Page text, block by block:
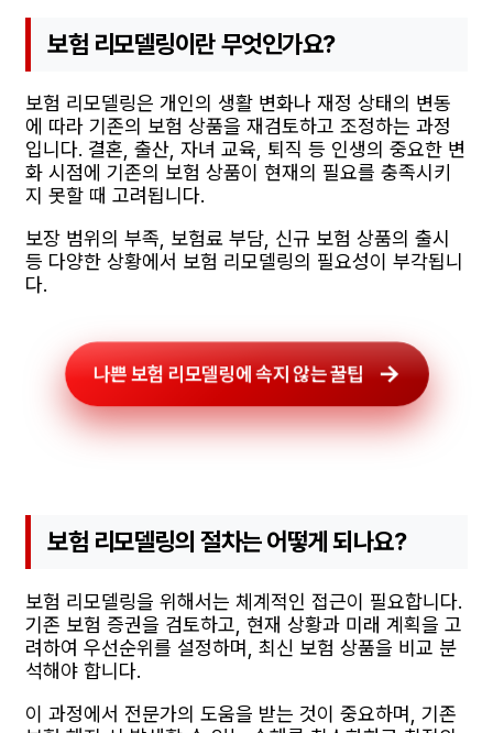
보험 리모델링이란 무엇인가요?
보험 리모델링은 개인의 생활 변화나 재정 상태의 변동
에 따라 기존의 보험 상품을 재검토하고 조정하는 과정
입니다. 결혼, 출산, 자녀 교육, 퇴직 등 인생의 중요한 변
화 시점에 기존의 보험 상품이 현재의 필요를 충족시키
지 못할 때 고려됩니다.
보장 범위의 부족, 보험료 부담, 신규 보험 상품의 출시
등 다양한 상황에서 보험 리모델링의 필요성이 부각됩니
다.
나쁜 보험 리모델링에 속지 않는 꿀팁
보험 리모델링의 절차는 어떻게 되나요?
보험 리모델링을 위해서는 체계적인 접근이 필요합니다.
기존 보험 증권을 검토하고, 현재 상황과 미래 계획을 고
려하여 우선순위를 설정하며, 최신 보험 상품을 비교 분
석해야 합니다.
이 과정에서 전문가의 도움을 받는 것이 중요하며, 기존